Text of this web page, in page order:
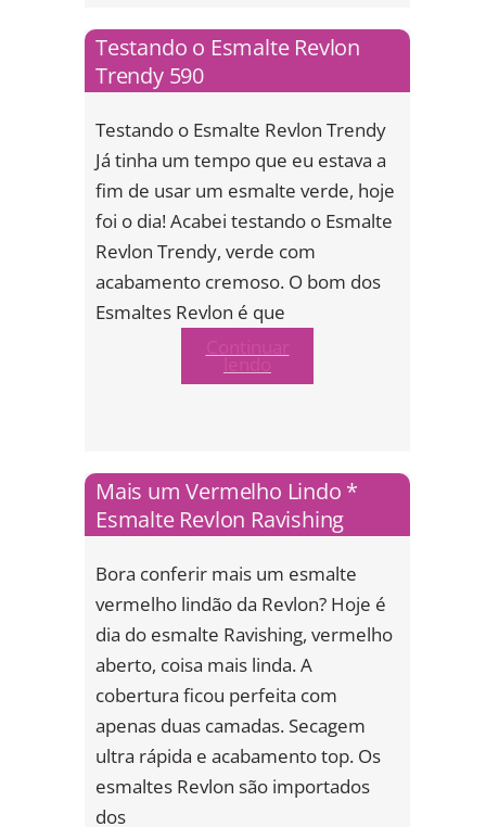
Testando o Esmalte Revlon
Trendy 590
Testando o Esmalte Revlon Trendy
Já tinha um tempo que eu estava a
fim de usar um esmalte verde, hoje
foi o dia! Acabei testando o Esmalte
Revlon Trendy, verde com
acabamento cremoso. O bom dos
Esmaltes Revlon é que
lendo
Mais um Vermelho Lindo *
Esmalte Revlon Ravishing
Bora conferir mais um esmalte
vermelho lindão da Revlon? Hoje é
dia do esmalte Ravishing, vermelho
aberto, coisa mais linda. A
cobertura ficou perfeita com
apenas duas camadas. Secagem
ultra rápida e acabamento top. Os
esmaltes Revlon são importados
dos